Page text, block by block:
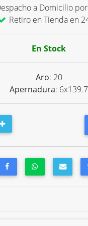
a Domicilio
Retiro en Tienda en
En Stock
Aro: 20
Apernadura: 6x139.7